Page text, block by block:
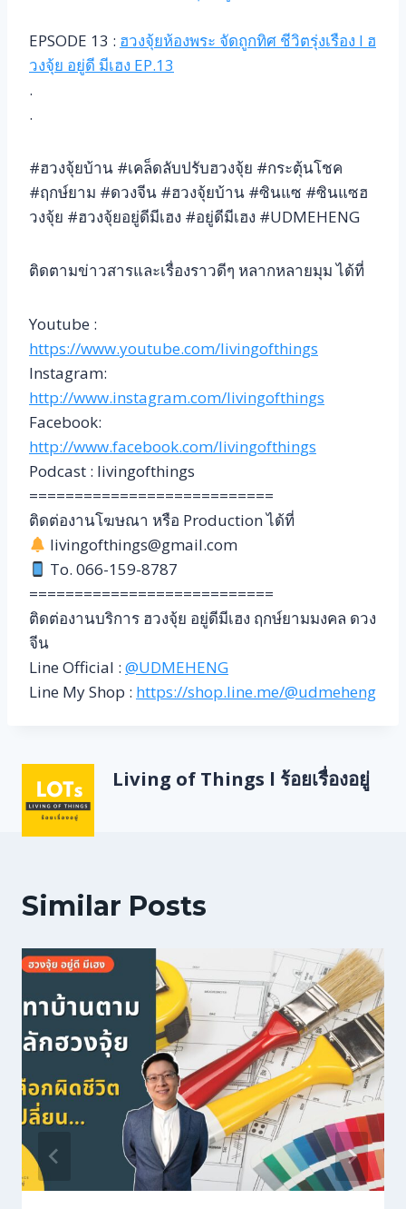
EPSODE 13 : ฮวงจุ้ยห้องพระ จัดถูกทิศ ชีวิตรุ่งเรือง l ฮ
วงจุ้ย อยู่ดี มีเฮง EP.13
.
.
#ฮวงจุ้ยบ้าน #เคล็ดลับปรับฮวงจุ้ย #กระตุ้นโชค
#ฤกษ์ยาม #ดวงจีน #ฮวงจุ้ยบ้าน #ซินแซ #ซินแซฮ
วงจุ้ย #ฮวงจุ้ยอยู่ดีมีเฮง #อยู่ดีมีเฮง #UDMEHENG
ติดตามข่าวสารและเรื่องราวดีๆ หลากหลายมุม ได้ที่
Youtube :
https://www.youtube.com/livingofthings
Instagram:
http://www.instagram.com/livingofthings
Facebook:
http://www.facebook.com/livingofthings
Podcast : livingofthings
===========================
ติดต่องานโฆษณา หรือ Production ได้ที่
livingofthings@gmail.com
To. 066-159-8787
===========================
ติดต่องานบริการ ฮวงจุ้ย อยู่ดีมีเฮง ฤกษ์ยามมงคล ดวง
จีน
Line Official : @UDMEHENG
Line My Shop : https://shop.line.me/@udmeheng
Living of Things l ร้อยเรื่องอยู่
Similar Posts